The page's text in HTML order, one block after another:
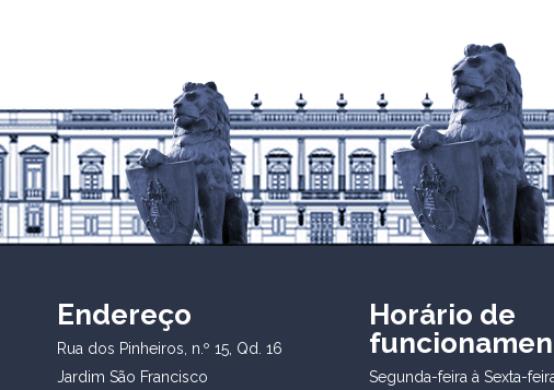
Endereço
Rua dos Pinheiros, n.º 15, Qd. 16
Jardim São Francisco
Horário de
Segunda-feira à Sexta-